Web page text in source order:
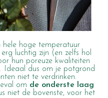
hele hoge temperatuur
luchtig zijn (en zelfs hol
hun poreuze kwaliteiten
Ideaal dus om je potgrond
niet te verdrinken.
om de onderste laag
niet de bovenste, voor het